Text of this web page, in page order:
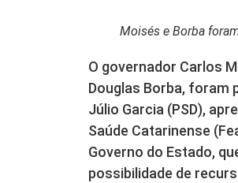
Moisés e Borba
O governador Carlos
Douglas Borba, foram
Júlio Garcia (PSD),
Saúde Catarinense
Governo do Estado,
possibilidade de